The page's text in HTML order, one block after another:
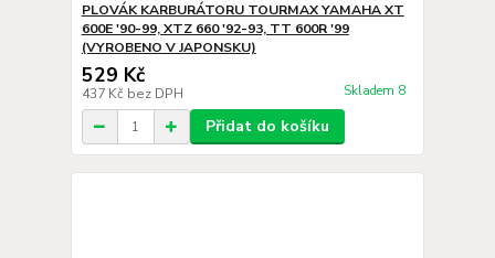
PLOVÁK KARBURÁTORU TOURMAX YAMAHA XT
600E '90-99, XTZ 660 '92-93, TT 600R '99
(VYROBENO V JAPONSKU)
529 Kč
437 Kč bez DPH Skladem 8
Přidat do košíku